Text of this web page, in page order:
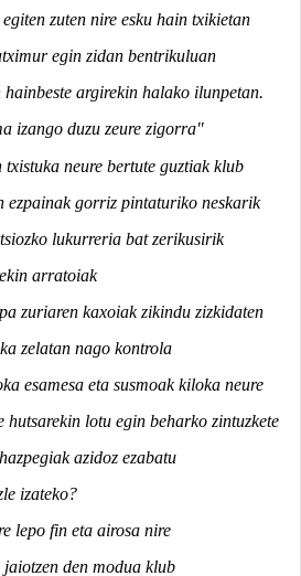
zuten nire esku hain txikietan
egin zidan bentrikuluan
hainbeste argirekin halako ilunpetan.
izango duzu zeure zigorra"
neure bertute guztiak klub
ezpainak gorriz pintaturiko neskarik
lukurreria bat zerikusirik
arratoiak
zuriaren kaxoiak zikindu zizkidaten
zelatan nago kontrola
esamesa eta susmoak kiloka neure
hutsarekin lotu egin beharko zintuzkete
azidoz ezabatu
izateko?
lepo fin eta airosa nire
den modua klub